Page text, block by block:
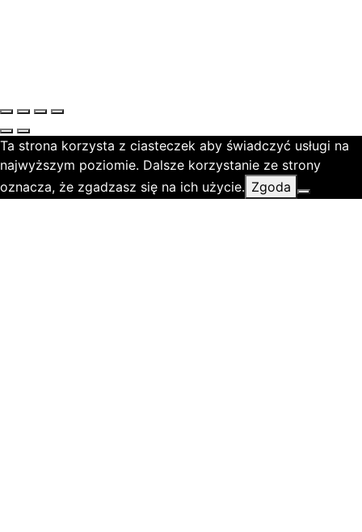
Ta strona korzysta z ciasteczek aby świadczyć usługi na
najwyższym poziomie. Dalsze korzystanie ze strony
oznacza, że zgadzasz się na ich użycie. Zgoda